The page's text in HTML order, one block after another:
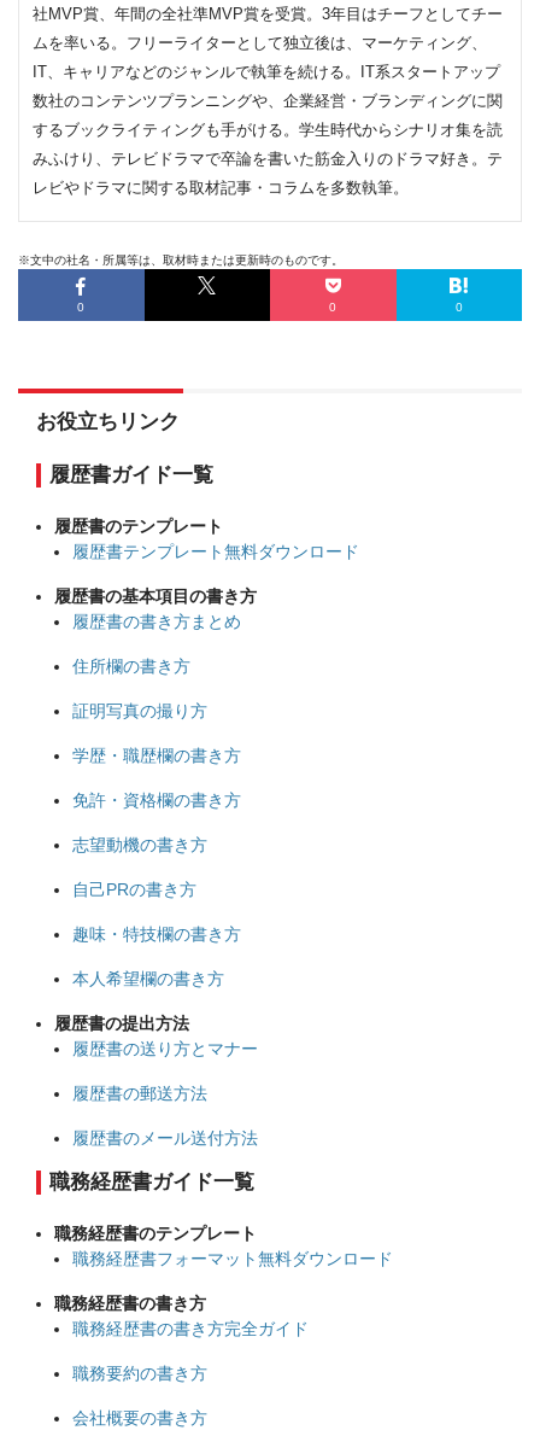
社MVP賞、年間の全社準MVP賞を受賞。3年目はチーフとしてチー
ムを率いる。フリーライターとして独立後は、マーケティング、
IT、キャリアなどのジャンルで執筆を続ける。IT系スタートアップ
数社のコンテンツプランニングや、企業経営・ブランディングに関
するブックライティングも手がける。学生時代からシナリオ集を読
みふけり、テレビドラマで卒論を書いた筋金入りのドラマ好き。テ
レビやドラマに関する取材記事・コラムを多数執筆。
※文中の社名・所属等は、取材時または更新時のものです。
0 0 0
お役立ちリンク
履歴書ガイド一覧
履歴書のテンプレート
履歴書テンプレート無料ダウンロード
履歴書の基本項目の書き方
履歴書の書き方まとめ
住所欄の書き方
証明写真の撮り方
学歴・職歴欄の書き方
免許・資格欄の書き方
志望動機の書き方
自己PRの書き方
趣味・特技欄の書き方
本人希望欄の書き方
履歴書の提出方法
履歴書の送り方とマナー
履歴書の郵送方法
履歴書のメール送付方法
職務経歴書ガイド一覧
職務経歴書のテンプレート
職務経歴書フォーマット無料ダウンロード
職務経歴書の書き方
職務経歴書の書き方完全ガイド
職務要約の書き方
会社概要の書き方